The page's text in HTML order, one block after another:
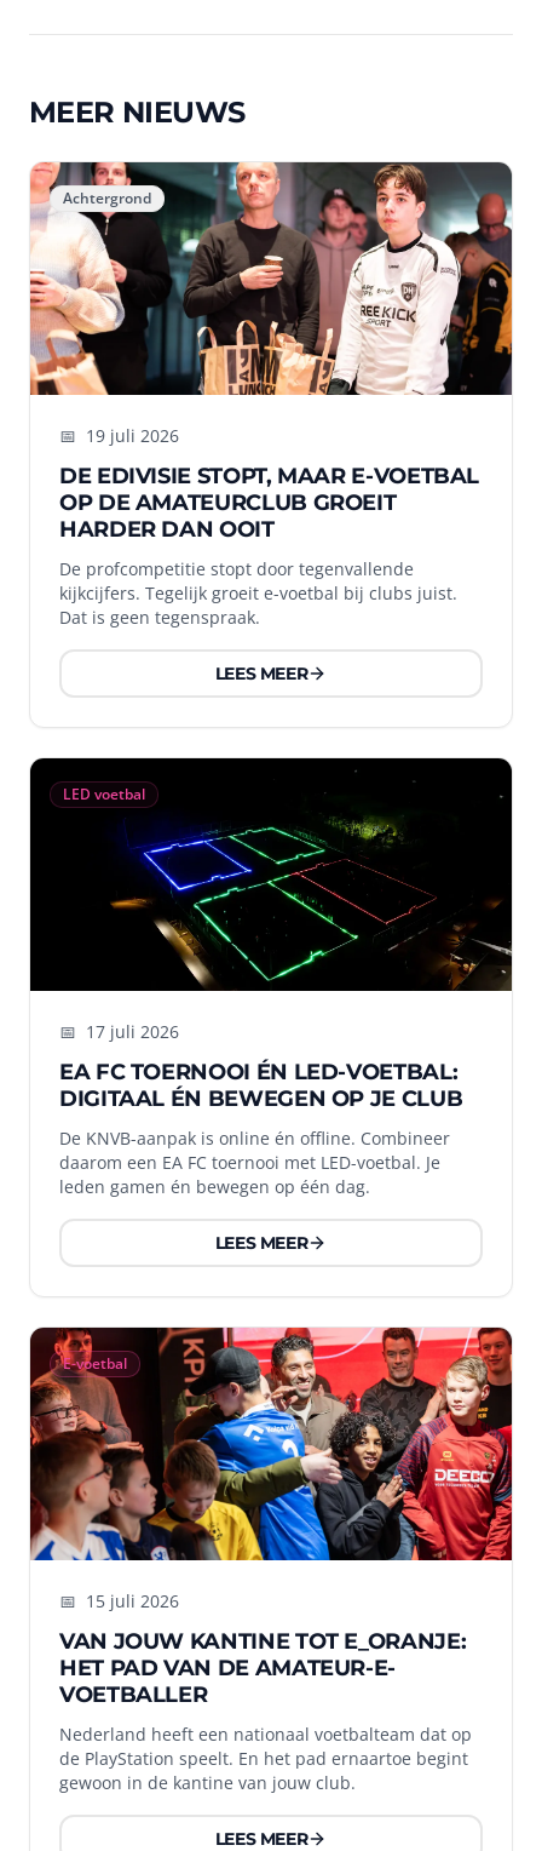
voorstel.
MEER NIEUWS
Achtergrond
📅 19 juli 2026
DE EDIVISIE STOPT, MAAR E-VOETBAL
OP DE AMATEURCLUB GROEIT
HARDER DAN OOIT
De profcompetitie stopt door tegenvallende
kijkcijfers. Tegelijk groeit e-voetbal bij clubs juist.
Dat is geen tegenspraak.
LEES MEER
LED voetbal
📅 17 juli 2026
EA FC TOERNOOI ÉN LED-VOETBAL:
DIGITAAL ÉN BEWEGEN OP JE CLUB
De KNVB-aanpak is online én offline. Combineer
daarom een EA FC toernooi met LED-voetbal. Je
leden gamen én bewegen op één dag.
LEES MEER
E-voetbal
📅 15 juli 2026
VAN JOUW KANTINE TOT E_ORANJE:
HET PAD VAN DE AMATEUR-E-
VOETBALLER
Nederland heeft een nationaal voetbalteam dat op
de PlayStation speelt. En het pad ernaartoe begint
gewoon in de kantine van jouw club.
LEES MEER